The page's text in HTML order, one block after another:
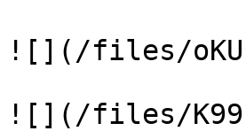
![](/files/
![](/files/